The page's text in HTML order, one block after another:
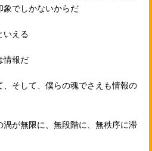
象でしかないからだ
いえる
情報だ
そして、僕らの魂でさえも情報の
が無限に、無段階に、無秩序に滞